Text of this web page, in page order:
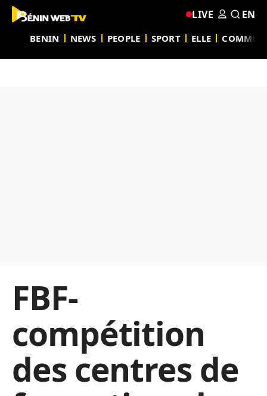
BENIN NEWS PEOPLE SPORT ELLE
LIVE EN
FBF-
compétition
des centres de